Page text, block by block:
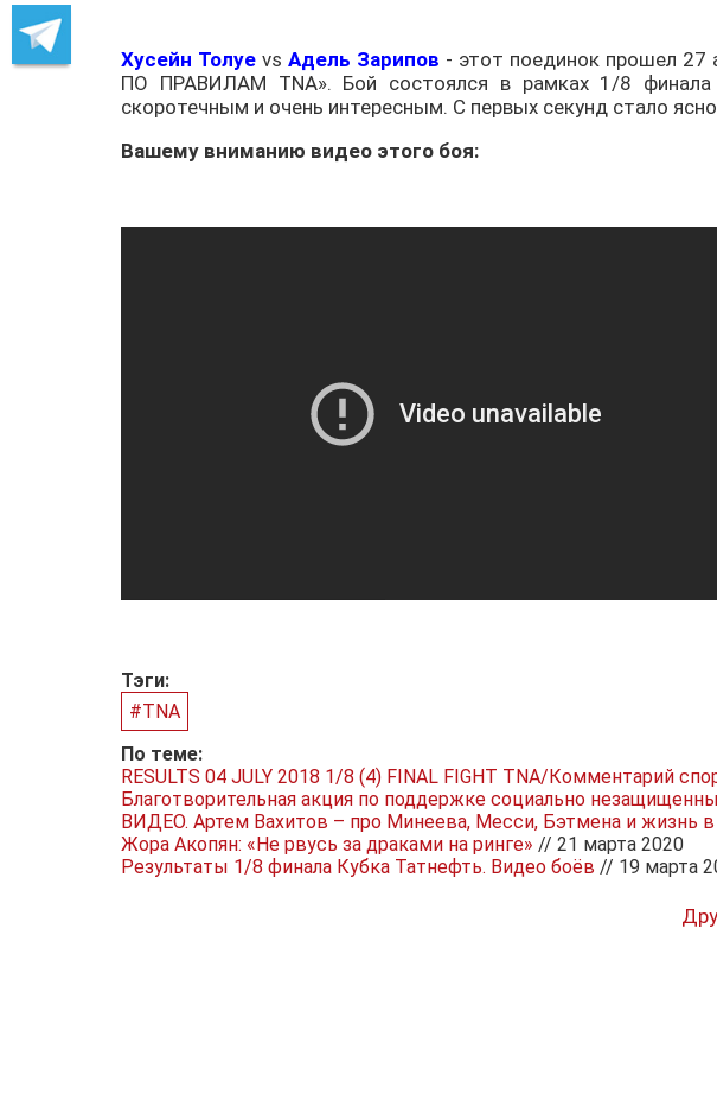
Хусейн Толуеvs Адель Зарипов - этот поединок прошел 27
ПО ПРАВИЛАМ TNA». Бой состоялся в рамках 1/8 финала
скоротечным и очень интересным. С первых секунд стало
Вашему вниманию видео этого боя:
Тэги:
#TNA
По теме:
RESULTS 04 JULY 2018 1/8 (4) FINAL FIGHT TNA/Комментарий
Благотворительная акция по поддержке социально
ВИДЕО. Артем Вахитов – про Минеева, Месси, Бэтмена и жизнь
Жора Акопян: «Не рвусь за драками на ринге» // 21 марта 2020
Результаты 1/8 финала Кубка Татнефть. Видео боёв // 19 марта